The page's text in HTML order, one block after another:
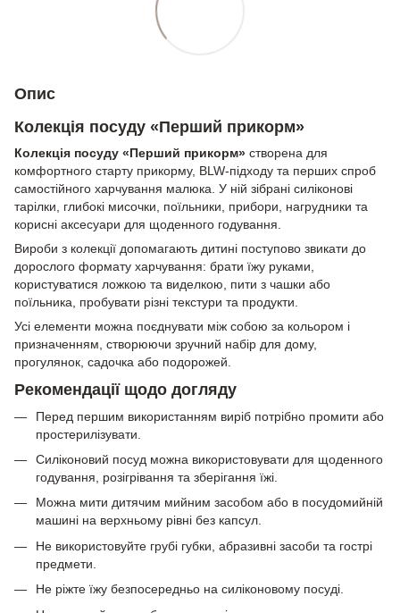
Опис
Колекція посуду «Перший прикорм»
Колекція посуду «Перший прикорм» створена для
комфортного старту прикорму, BLW-підходу та перших спроб
самостійного харчування малюка. У ній зібрані силіконові
тарілки, глибокі мисочки, поїльники, прибори, нагрудники та
корисні аксесуари для щоденного годування.
Вироби з колекції допомагають дитині поступово звикати до
дорослого формату харчування: брати їжу руками,
користуватися ложкою та виделкою, пити з чашки або
поїльника, пробувати різні текстури та продукти.
Усі елементи можна поєднувати між собою за кольором і
призначенням, створюючи зручний набір для дому,
прогулянок, садочка або подорожей.
Рекомендації щодо догляду
Перед першим використанням виріб потрібно промити або
простерилізувати.
Силіконовий посуд можна використовувати для щоденного
годування, розігрівання та зберігання їжі.
Можна мити дитячим мийним засобом або в посудомийній
машині на верхньому рівні без капсул.
Не використовуйте грубі губки, абразивні засоби та гострі
предмети.
Не ріжте їжу безпосередньо на силіконовому посуді.